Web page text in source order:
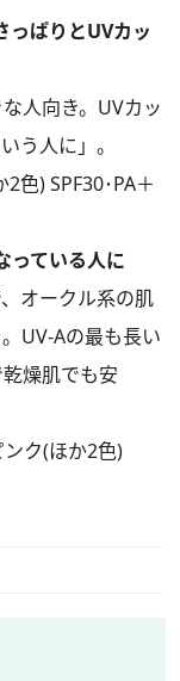
っぱりとUVカッ
人向き。UVカッ
う人に」。
色) SPF30･PA＋
っている人に
オークル系の肌
UV-Aの最も長い
燥肌でも安
ク(ほか2色)